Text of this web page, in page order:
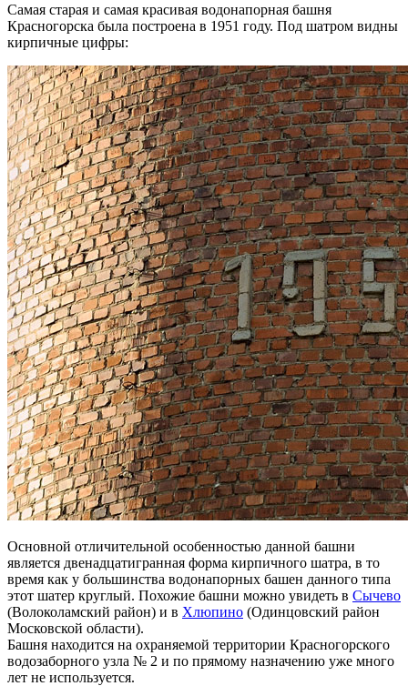
Самая старая и самая красивая водонапорная башня
Красногорска была построена в 1951 году. Под шатром видны
кирпичные цифры:
Основной отличительной особенностью данной башни
является двенадцатигранная форма кирпичного шатра, в то
время как у большинства водонапорных башен данного типа
этот шатер круглый. Похожие башни можно увидеть в Сычево
(Волоколамский район) и в Хлюпино (Одинцовский район
Московской области).
Башня находится на охраняемой территории Красногорского
водозаборного узла № 2 и по прямому назначению уже много
лет не используется.